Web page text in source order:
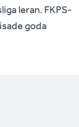
leran. FKPS-
goda